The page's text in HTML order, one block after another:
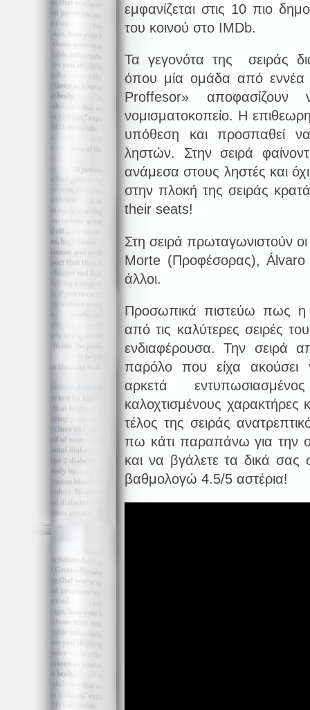
εμφανίζεται στις 10 πιο
του κοινού στο IMDb.
Τα γεγονότα της σειράς
όπου μία ομάδα από εννέα
Proffesor» αποφασίζουν
νομισματοκοπείο. Η
υπόθεση και προσπαθεί
ληστών. Στην σειρά
ανάμεσα στους ληστές και
στην πλοκή της σειράς
their seats!
Στη σειρά πρωταγωνιστούν
Morte (Προφέσορας), Álvaro
άλλοι.
Προσωπικά πιστεύω πως η
από τις καλύτερες σειρές
ενδιαφέρουσα. Την σειρά
παρόλο που είχα ακούσει
αρκετά
καλοχτισμένους χαρακτήρες
τέλος της σειράς
πω κάτι παραπάνω για την
και να βγάλετε τα δικά
βαθμολογώ 4.5/5 αστέρια!